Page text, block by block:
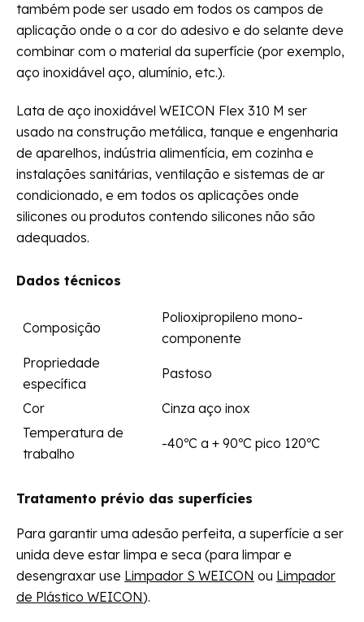
também pode ser usado em todos os campos de
aplicação onde o a cor do adesivo e do selante deve
combinar com o material da superfície (por exemplo,
aço inoxidável aço, alumínio, etc.).
Lata de aço inoxidável WEICON Flex 310 M ser
usado na construção metálica, tanque e engenharia
de aparelhos, indústria alimentícia, em cozinha e
instalações sanitárias, ventilação e sistemas de ar
condicionado, e em todos os aplicações onde
silicones ou produtos contendo silicones não são
adequados.
Dados técnicos
Composição
Polioxipropileno mono-
componente
Propriedade
específica
Pastoso
Cor
Cinza aço inox
Temperatura de
trabalho
-40ºC a + 90ºC pico 120ºC
Tratamento prévio das superfícies
Para garantir uma adesão perfeita, a superfície a ser
unida deve estar limpa e seca (para limpar e
desengraxar use Limpador S WEICON ou Limpador
de Plástico WEICON).